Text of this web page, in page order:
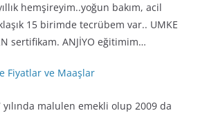
hemşireyim..yoğun bakım, acil
15 birimde tecrübem var.. UMKE
sertifikam. ANJİYO eğitimim…
Fiyatlar ve Maaşlar
malulen emekli olup 2009 da